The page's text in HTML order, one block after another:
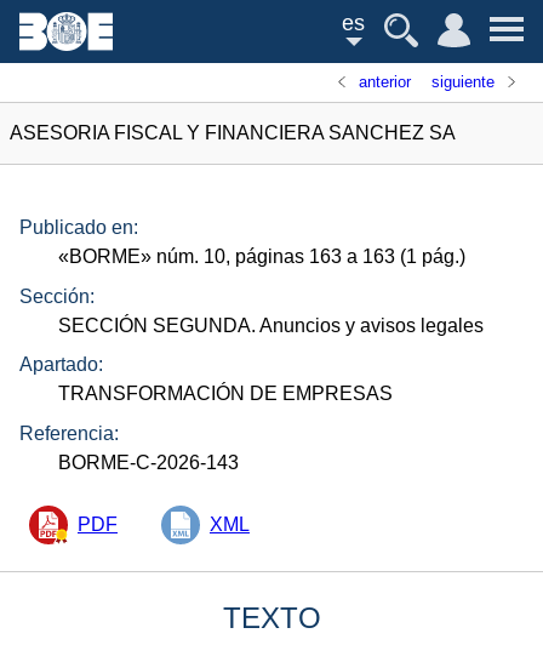
es
anterior siguiente
ASESORIA FISCAL Y FINANCIERA SANCHEZ SA
Publicado en:
«BORME» núm. 10, páginas 163 a 163 (1 pág.)
Sección:
SECCIÓN SEGUNDA. Anuncios y avisos legales
Apartado:
TRANSFORMACIÓN DE EMPRESAS
Referencia:
BORME-C-2026-143
PDF XML
TEXTO